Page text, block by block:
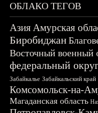
ОБЛАКО ТЕГОВ
АзияАмурская
Биробиджан
Восточный военный
федеральный
Забайкалье Забайкальский край
Комсомольск-на-
Магаданская область